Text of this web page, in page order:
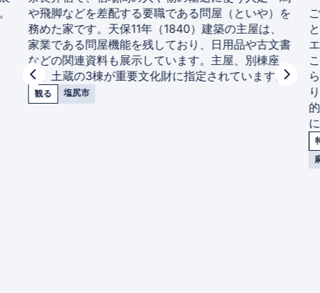
や飛脚などを差配する要職である問屋（といや）を
務めた家です。天保11年（1840）建築の主屋は、
家業である問屋機能を残しており、日用品や古文書
などの関連資料も展示しています。主屋、別棟座
敷、土蔵の3棟が重要文化財に指定されています。
観る 塩尻市